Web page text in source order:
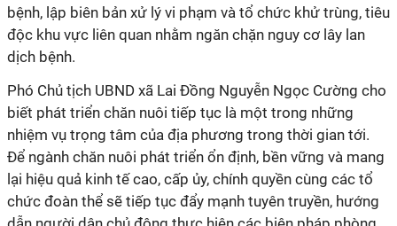
bệnh, lập biên bản xử lý vi phạm và tổ chức khử trùng, tiêu
độc khu vực liên quan nhằm ngăn chặn nguy cơ lây lan
dịch bệnh.
Phó Chủ tịch UBND xã Lai Đồng Nguyễn Ngọc Cường cho
biết phát triển chăn nuôi tiếp tục là một trong những
nhiệm vụ trọng tâm của địa phương trong thời gian tới.
Để ngành chăn nuôi phát triển ổn định, bền vững và mang
lại hiệu quả kinh tế cao, cấp ủy, chính quyền cùng các tổ
chức đoàn thể sẽ tiếp tục đẩy mạnh tuyên truyền, hướng